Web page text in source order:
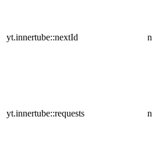
yt.innertube::nextId
yt.innertube::requests